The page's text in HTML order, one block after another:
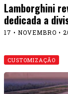
Lamborghini
dedicada a
17 • NOVEMBRO •
CUSTOMIZAÇÃO